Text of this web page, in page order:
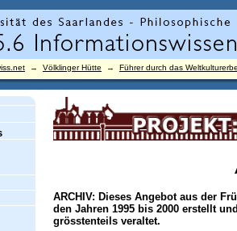
→ Völklinger Hütte → Führer durch das
ARCHIV: Dieses Angebot aus der
den Jahren 1995 bis 2000 erstellt
grösstenteils veraltet.